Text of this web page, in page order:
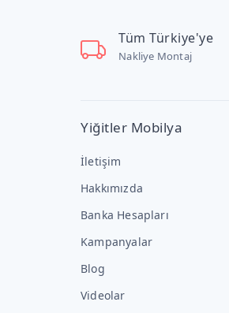
Tüm Türkiye'ye
Nakliye Montaj
Yiğitler Mobilya
İletişim
Hakkımızda
Banka Hesapları
Kampanyalar
Blog
Videolar